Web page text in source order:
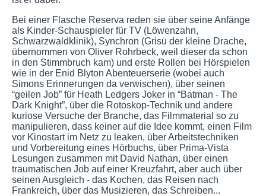
Bei einer Flasche Reserva reden sie über seine Anfänge
als Kinder-Schauspieler für TV (Löwenzahn,
Schwarzwaldklinik), Synchron (Grisu der kleine Drache,
übernommen von Oliver Rohrbeck, weil dieser da schon
in den Stimmbruch kam) und erste Rollen bei Hörspielen
wie in der Enid Blyton Abenteuerserie (wobei auch
Simons Erinnerungen da verwischen), über seinen
“geilen Job” für Heath Ledgers Joker in “Batman - The
Dark Knight”, über die Rotoskop-Technik und andere
kuriose Versuche der Branche, das Filmmaterial so zu
manipulieren, dass keiner auf die Idee kommt, einen Film
vor Kinostart im Netz zu leaken, über Arbeitstechniken
und Vorbereitung eines Hörbuchs, über Prima-Vista
Lesungen zusammen mit David Nathan, über einen
traumatischen Job auf einer Kreuzfahrt, aber auch über
seinen Ausgleich - das Kochen, das Reisen nach
Frankreich, über das Musizieren, das Schreiben...